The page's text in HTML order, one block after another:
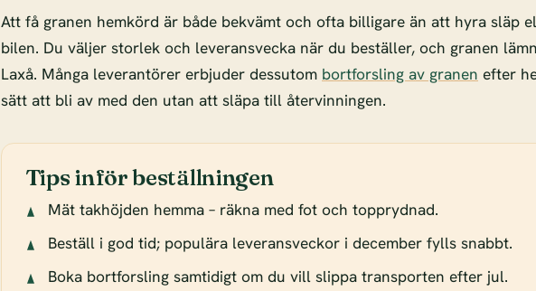
Att få granen hemkörd är både bekvämt och ofta billigare än att hyra släp
bilen. Du väljer storlek och leveransvecka när du beställer, och granen
Laxå. Många leverantörer erbjuder dessutom bortforsling av granen efter
sätt att bli av med den utan att släpa till återvinningen.
Tips inför beställningen
Mät takhöjden hemma – räkna med fot och topprydnad.
Beställ i god tid; populära leveransveckor i december fylls snabbt.
Boka bortforsling samtidigt om du vill slippa transporten efter jul.